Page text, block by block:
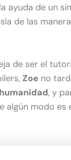
ayuda de un
de las
de ser el
Zoe no
, y
algún modo es